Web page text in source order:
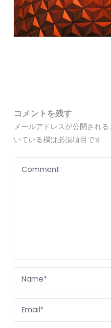
コメントを残す
メールアドレスが公開される
いている欄は必須項目です